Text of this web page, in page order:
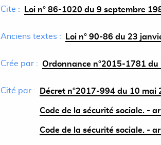
Cite : Loi n° 86-1020 du 9 septembre
Anciens textes : Loi n° 90-86 du 23
Crée par : Ordonnance n°2015-1781
Cité par : Décret n°2017-994 du 10 mai
Code de la sécurité sociale. -
Code de la sécurité sociale. -